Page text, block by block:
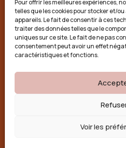
Pour offrir les meilleures expériences,
telles que les cookies pour stocker et/
appareils. Le fait de consentir à ces
traiter des données telles que le
uniques sur ce site. Le fait de ne pas
consentement peut avoir un effet
caractéristiques et fonctions.
Voir les
Politique de
Conditions